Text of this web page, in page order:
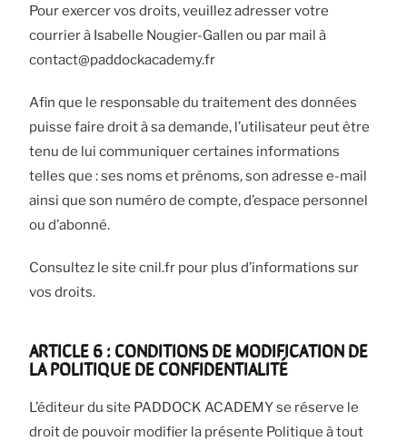
Pour exercer vos droits, veuillez adresser votre
courrier à Isabelle Nougier-Gallen ou par mail à
contact@paddockacademy.fr
Afin que le responsable du traitement des données
puisse faire droit à sa demande, l’utilisateur peut être
tenu de lui communiquer certaines informations
telles que : ses noms et prénoms, son adresse e-mail
ainsi que son numéro de compte, d’espace personnel
ou d’abonné.
Consultez le site cnil.fr pour plus d’informations sur
vos droits.
ARTICLE 6 : CONDITIONS DE MODIFICATION DE
LA POLITIQUE DE CONFIDENTIALITÉ
L’éditeur du site PADDOCK ACADEMY se réserve le
droit de pouvoir modifier la présente Politique à tout